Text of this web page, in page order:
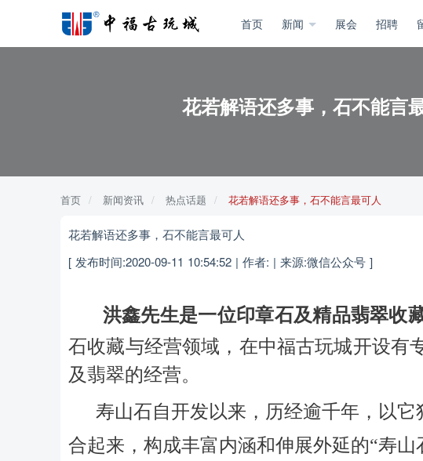
首页 新闻 展会 招聘
花若解语还多事，石不能言
首页 新闻资讯 热点话题 花若解语还多事，石不能言最可人
花若解语还多事，石不能言最可人
[ 发布时间:2020-09-11 10:54:52 | 作者: | 来源:微信公众号 ]
洪鑫先生是一位印章石及精品翡翠收
石收藏与经营领域，在中福古玩城开设有
及翡翠的经营。
寿山石自开发以来，历经逾千年，以
合起来，构成丰富内涵和伸展外延的“寿山